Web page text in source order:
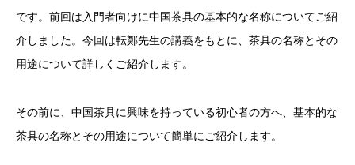
です。前回は入門者向けに中国茶具の基本的な名称についてご紹
介しました。今回は転鄭先生の講義をもとに、茶具の名称とその
用途について詳しくご紹介します。
その前に、中国茶具に興味を持っている初心者の方へ、基本的な
茶具の名称とその用途について簡単にご紹介します。